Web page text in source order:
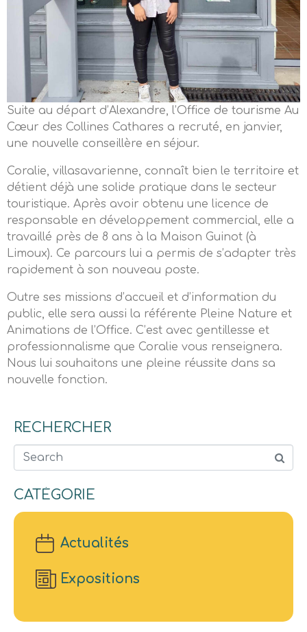
Suite au départ d’Alexandre, l’Office de tourisme Au
Cœur des Collines Cathares a recruté, en janvier,
une nouvelle conseillère en séjour.
Coralie, villasavarienne, connaît bien le territoire et
détient déjà une solide pratique dans le secteur
touristique. Après avoir obtenu une licence de
responsable en développement commercial, elle a
travaillé près de 8 ans à la Maison Guinot (à
Limoux). Ce parcours lui a permis de s’adapter très
rapidement à son nouveau poste.
Outre ses missions d’accueil et d’information du
public, elle sera aussi la référente Pleine Nature et
Animations de l’Office. C’est avec gentillesse et
professionnalisme que Coralie vous renseignera.
Nous lui souhaitons une pleine réussite dans sa
nouvelle fonction.
RECHERCHER
Search
CATÉGORIE
Actualités
Expositions